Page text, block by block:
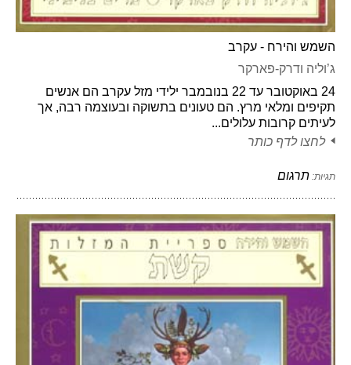
השמש והירח - עקרב
ג’וליה ודרק-פארקר
24 באוקטובר עד 22 בנובמבר ילידי מזל עקרב הם אנשים
תקיפים ומלאי מרץ. הם טעונים בתשוקה ובעוצמה רבה, אך
לעיתים קרובות עלולים...
לחצו לדף כותר
תגיות: תרגום